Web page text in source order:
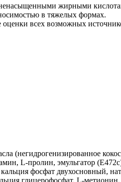
жирными
в тяжелых формах.
всех возможных
(негидрогенизированное
L-пролин, эмульгатор
фосфат двухосновный,
глицерофосфат, L-